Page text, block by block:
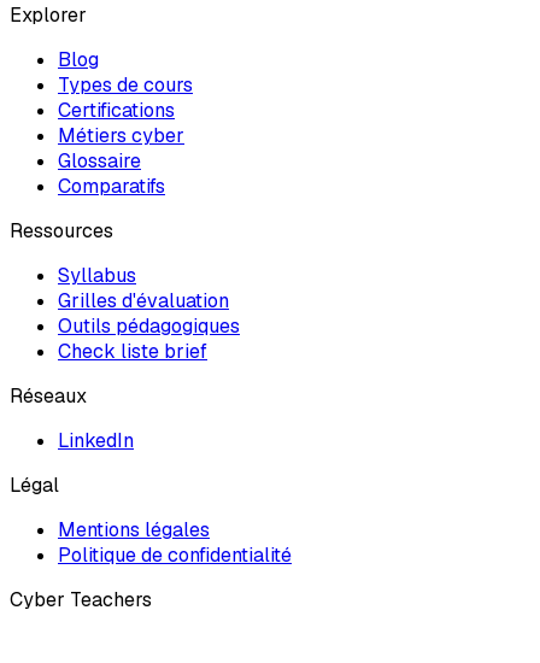
Explorer
Blog
Types de cours
Certifications
Métiers cyber
Glossaire
Comparatifs
Ressources
Syllabus
Grilles d'évaluation
Outils pédagogiques
Check liste brief
Réseaux
LinkedIn
Légal
Mentions légales
Politique de confidentialité
Cyber Teachers